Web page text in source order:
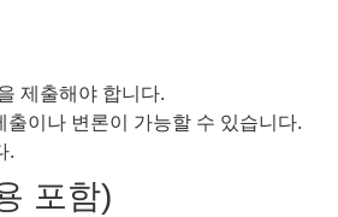
제출해야 합니다.
이나 변론이 가능할 수 있습니다.
.
포함)